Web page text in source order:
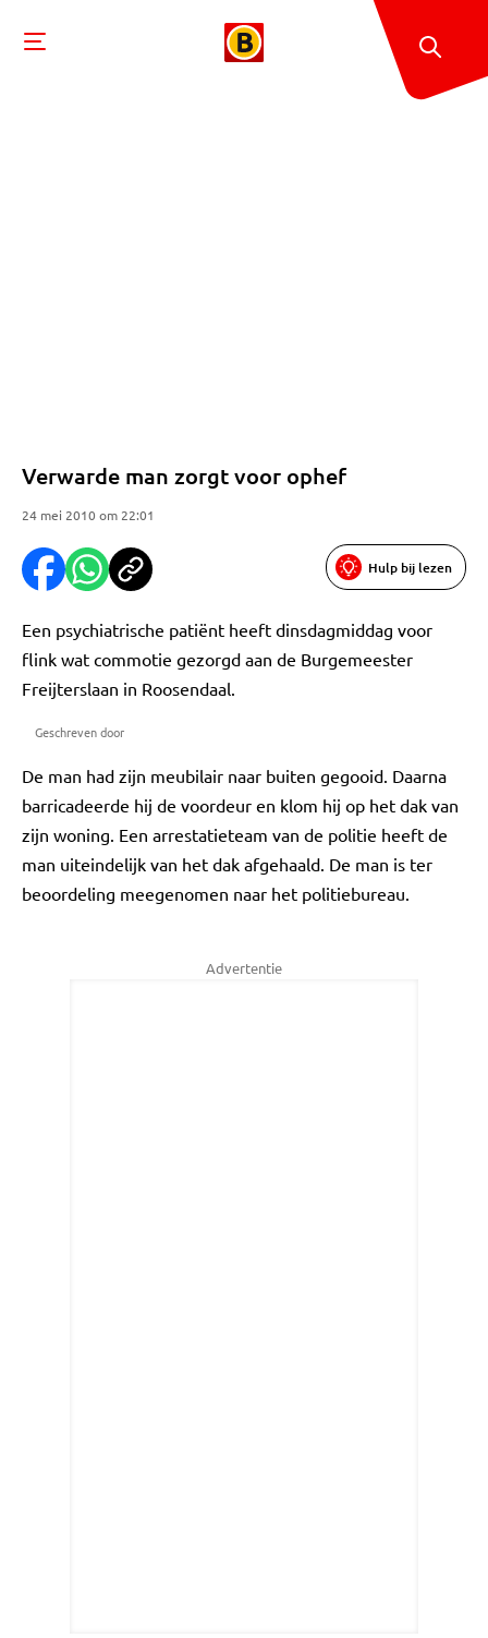
Verwarde man zorgt voor ophef
24 mei 2010 om 22:01
Hulp bij lezen
Een psychiatrische patiënt heeft dinsdagmiddag voor
flink wat commotie gezorgd aan de Burgemeester
Freijterslaan in Roosendaal.
Geschreven door
De man had zijn meubilair naar buiten gegooid. Daarna
barricadeerde hij de voordeur en klom hij op het dak van
zijn woning. Een arrestatieteam van de politie heeft de
man uiteindelijk van het dak afgehaald. De man is ter
beoordeling meegenomen naar het politiebureau.
Advertentie